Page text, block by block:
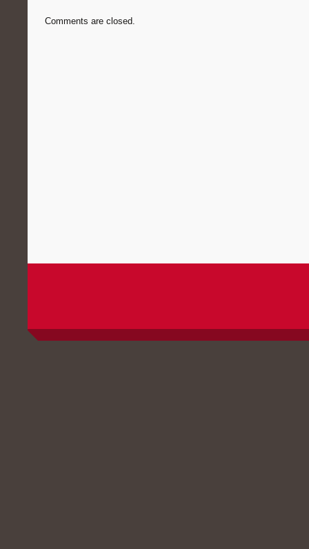
Comments are closed.